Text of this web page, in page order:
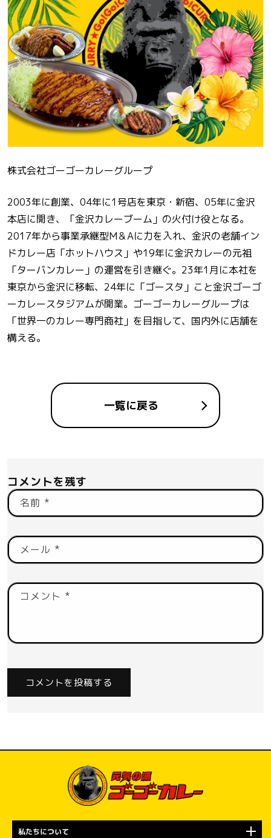
株式会社ゴーゴーカレーグループ
2003年に創業、04年に1号店を東京・新宿、05年に金沢
本店​​に開き、「金沢カレーブーム」の火付け役となる。
2017年から事業承継型M＆Aに力を入れ、金沢の老舗イン
ドカレー店「ホットハウス」や19年に金沢カレーの元祖
「ターバンカレー」の運営を引き継ぐ。23年1月に本社を
東京から金沢に移転、24年に「ゴースタ」こと金沢ゴーゴ
ーカレースタジアム​​が開業。ゴーゴーカレーグループは
「世界一のカレー専門商社」を目指して、国内外に店舗を
構える。
一覧に戻る
コメントを残す
名前 *
メール *
コメント *
私たちについて